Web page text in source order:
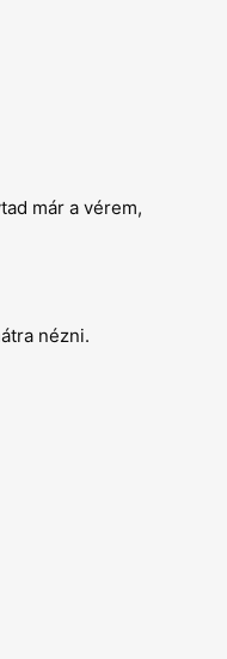
már a vérem,
nézni.